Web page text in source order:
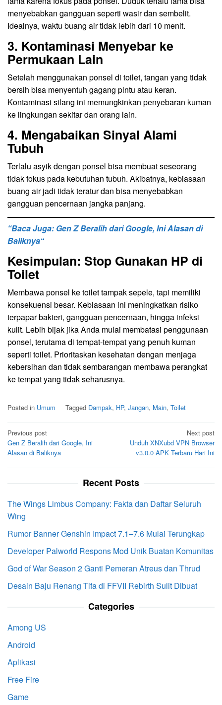
menyebabkan gangguan seperti wasir dan sembelit.
Idealnya, waktu buang air tidak lebih dari 10 menit.
3. Kontaminasi Menyebar ke
Permukaan Lain
Setelah menggunakan ponsel di toilet, tangan yang tidak
bersih bisa menyentuh gagang pintu atau keran.
Kontaminasi silang ini memungkinkan penyebaran kuman
ke lingkungan sekitar dan orang lain.
4. Mengabaikan Sinyal Alami
Tubuh
Terlalu asyik dengan ponsel bisa membuat seseorang
tidak fokus pada kebutuhan tubuh. Akibatnya, kebiasaan
buang air jadi tidak teratur dan bisa menyebabkan
gangguan pencernaan jangka panjang.
“Baca Juga: Gen Z Beralih dari Google, Ini Alasan di
Baliknya“
Kesimpulan: Stop Gunakan HP di
Toilet
Membawa ponsel ke toilet tampak sepele, tapi memiliki
konsekuensi besar. Kebiasaan ini meningkatkan risiko
terpapar bakteri, gangguan pencernaan, hingga infeksi
kulit. Lebih bijak jika Anda mulai membatasi penggunaan
ponsel, terutama di tempat-tempat yang penuh kuman
seperti toilet. Prioritaskan kesehatan dengan menjaga
kebersihan dan tidak sembarangan membawa perangkat
ke tempat yang tidak seharusnya.
Posted in Umum Tagged Dampak, HP, Jangan, Main, Toilet
Post
navigation
Previous post
Gen Z Beralih dari Google, Ini
Alasan di Baliknya
Next post
Unduh XNXubd VPN Browser
v3.0.0 APK Terbaru Hari Ini
Recent Posts
The Wings Limbus Company: Fakta dan Daftar Seluruh
Wing
Rumor Banner Genshin Impact 7.1–7.6 Mulai Terungkap
Developer Palworld Respons Mod Unik Buatan Komunitas
God of War Season 2 Ganti Pemeran Atreus dan Thrud
Desain Baju Renang Tifa di FFVII Rebirth Sulit Dibuat
Categories
Among US
Android
Aplikasi
Free Fire
Game